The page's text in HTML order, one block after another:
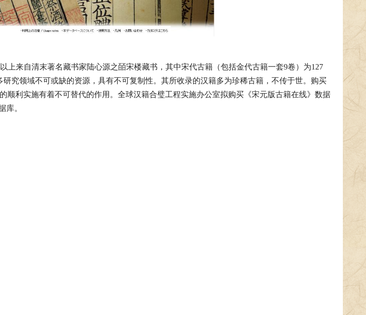
以上来自清末著名藏书家陆心源之皕宋楼藏书，其中宋代古籍（包括金代古籍一套9卷）为127
究领域不可或缺的资源，具有不可复制性。其所收录的汉籍多为珍稀古籍，不传于世。购买
利实施有着不可替代的作用。全球汉籍合璧工程实施办公室拟购买《宋元版古籍在线》数据
库。